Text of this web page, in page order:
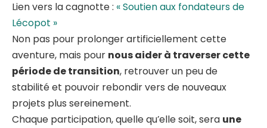
Lien vers la cagnotte : « Soutien aux fondateurs de
Lécopot »
Non pas pour prolonger artificiellement cette
aventure, mais pour nous aider à traverser cette
période de transition, retrouver un peu de
stabilité et pouvoir rebondir vers de nouveaux
projets plus sereinement.
Chaque participation, quelle qu’elle soit, sera une